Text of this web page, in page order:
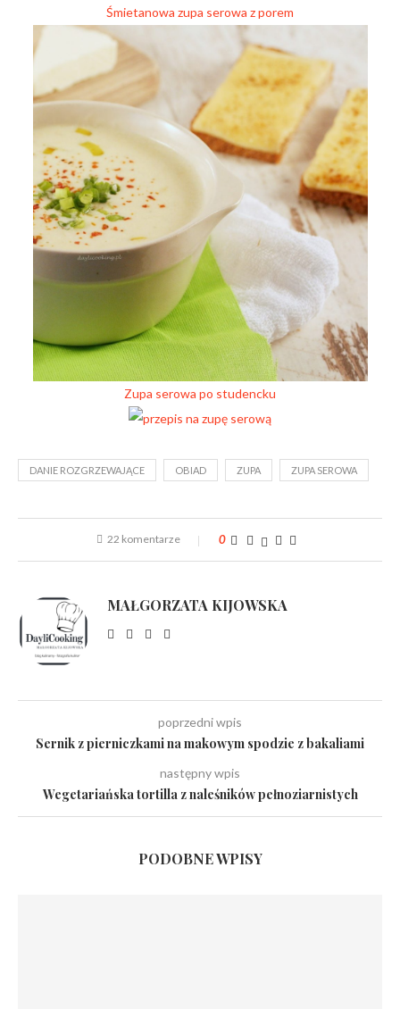
Śmietanowa zupa serowa z porem
Zupa serowa po studencku
DANIE ROZGRZEWAJĄCE OBIAD ZUPA ZUPA SEROWA
22 komentarze 0
MAŁGORZATA KIJOWSKA
poprzedni wpis
Sernik z pierniczkami na makowym spodzie z bakaliami
następny wpis
Wegetariańska tortilla z naleśników pełnoziarnistych
PODOBNE WPISY